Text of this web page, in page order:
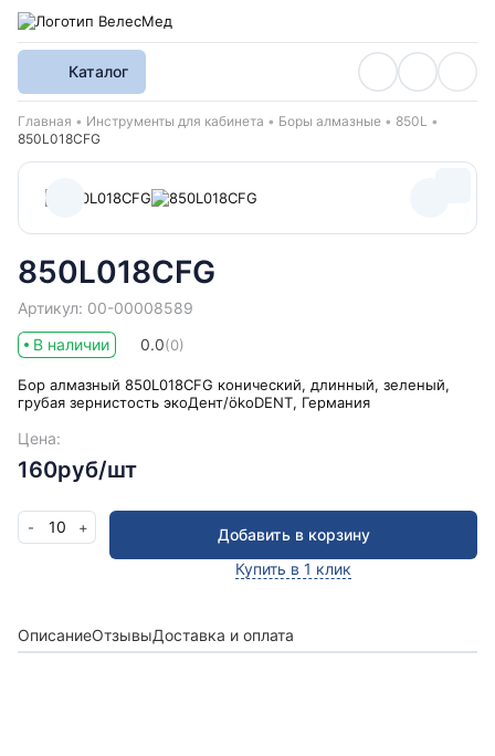
Каталог
Хлебные крошки
Главная Инструменты для кабинета Боры алмазные
850L
850L018CFG
850L018CFG
Артикул: 00-00008589
В наличии
0.0(0)
Бор алмазный 850L018CFG конический, длинный, зеленый,
грубая зернистость экоДент/ökoDENT, Германия
Цена:
160руб/шт
- 10 +
Добавить в корзину
Купить в 1 клик
ОписаниеОтзывыДоставка и оплата